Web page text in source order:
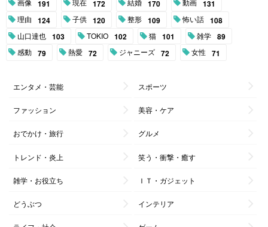
191 172 170 131
理由 124 子供 120 整形 109 怖い話 108
山口達也 103 TOKIO 102 猫 101 雑学 89
感動 79 熱愛 72 ジャニーズ 72 女性 71
エンタメ・芸能 スポーツ
ファッション 美容・ケア
おでかけ・旅行 グルメ
トレンド・炎上 笑う・衝撃・癒す
雑学・お役立ち ＩＴ・ガジェット
どうぶつ インテリア